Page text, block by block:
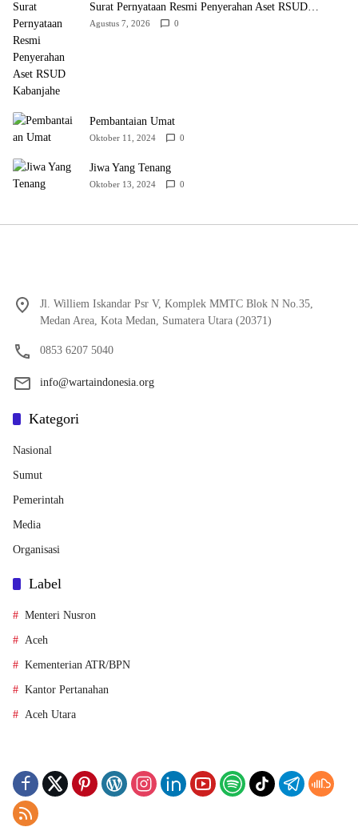
Surat Pernyataan Resmi Penyerahan Aset RSUD
Kabanjahe
Agustus 7, 2026 0
Pembantaian Umat
Oktober 11, 2024 0
Jiwa Yang Tenang
Oktober 13, 2024 0
Jl. Williem Iskandar Psr V, Komplek MMTC Blok N No.35,
Medan Area, Kota Medan, Sumatera Utara (20371)
0853 6207 5040
info@wartaindonesia.org
Kategori
Nasional
Sumut
Pemerintah
Media
Organisasi
Label
Menteri Nusron
Aceh
Kementerian ATR/BPN
Kantor Pertanahan
Aceh Utara